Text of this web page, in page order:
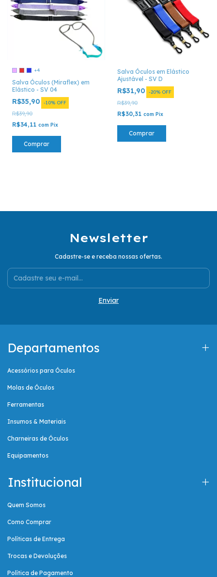
+4
Salva Óculos (Miraflex) em
Elástico - SV 04
R$35,90 -10% OFF
R$39,90
R$34,11 com Pix
Comprar
Salva Óculos em Elástico
Ajustável - SV D
R$31,90 -20% OFF
R$39,90
R$30,31 com Pix
Comprar
Newsletter
Cadastre-se e receba nossas ofertas.
Departamentos
Acessórios para Óculos
Molas de Óculos
Ferramentas
Insumos & Materiais
Charneiras de Óculos
Equipamentos
Institucional
Quem Somos
Como Comprar
Políticas de Entrega
Trocas e Devoluções
Política de Pagamento